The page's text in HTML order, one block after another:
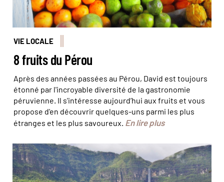
VIE LOCALE
8 fruits du Pérou
Après des années passées au Pérou, David est toujours
étonné par l'incroyable diversité de la gastronomie
péruvienne. Il s'intéresse aujourd’hui aux fruits et vous
propose d'en découvrir quelques-uns parmi les plus
étranges et les plus savoureux. En lire plus
© orientalizing